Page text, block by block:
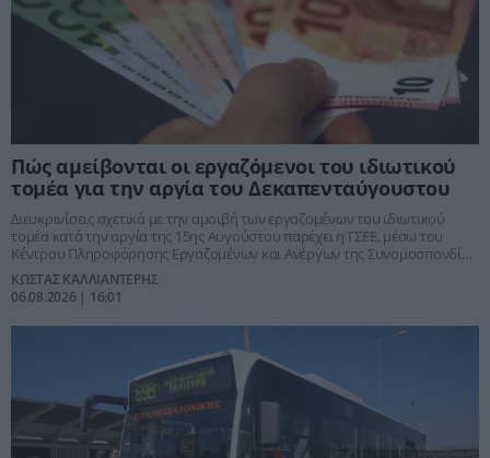
Πώς αμείβονται οι εργαζόμενοι του ιδιωτικού
τομέα για την αργία του Δεκαπενταύγουστου
Διευκρινίσεις σχετικά με την αμοιβή των εργαζομένων του ιδιωτικού
τομέα κατά την αργία της 15ης Αυγούστου παρέχει η ΓΣΕΕ, μέσω του
Κέντρου Πληροφόρησης Εργαζομένων και Ανέργων της Συνομοσπονδίας
(ΚΕΠΕΑ/ΓΣΕΕ)
ΚΩΣΤΑΣ ΚΑΛΛΙΑΝΤΕΡΗΣ
06.08.2026 | 16:01